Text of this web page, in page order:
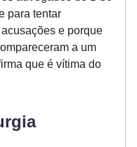
para tentar
e porque
a um
que é vítima do